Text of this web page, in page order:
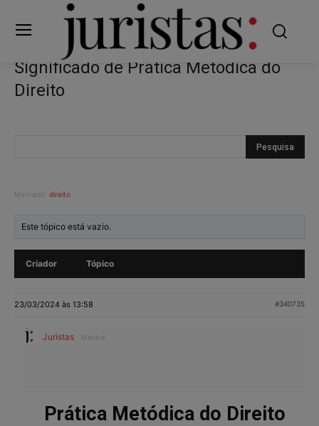
Significado de Prática Metódica do
Direito
Marcado: direito
Este tópico está vazio.
Criador Tópico
23/03/2024 às 13:58 #340735
Juristas Mestre
Prática Metódica do Direito